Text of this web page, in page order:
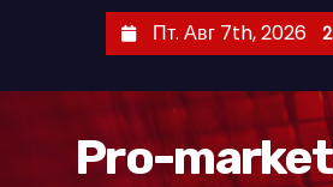
Пт. Авг 7th, 2026
Pro-